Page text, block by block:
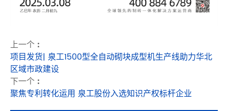
上一个 :
项目发货| 泉工1500型全自动砌块成型机生产线助力华北
区域市政建设
下一个 :
聚焦专利转化运用 泉工股份入选知识产权标杆企业